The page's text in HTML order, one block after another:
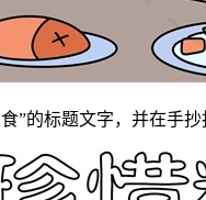
标题文字，并在手抄